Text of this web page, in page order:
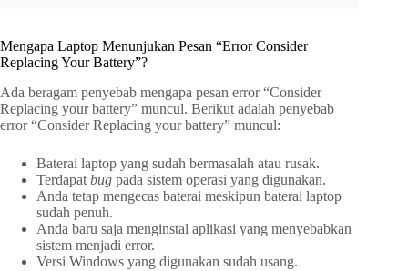
Mengapa Laptop Menunjukan Pesan “Error Consider
Replacing Your Battery”?
Ada beragam penyebab mengapa pesan error “Consider
Replacing your battery” muncul. Berikut adalah penyebab
error “Consider Replacing your battery” muncul:
Baterai laptop yang sudah bermasalah atau rusak.
Terdapat bug pada sistem operasi yang digunakan.
Anda tetap mengecas baterai meskipun baterai laptop
sudah penuh.
Anda baru saja menginstal aplikasi yang menyebabkan
sistem menjadi error.
Versi Windows yang digunakan sudah usang.